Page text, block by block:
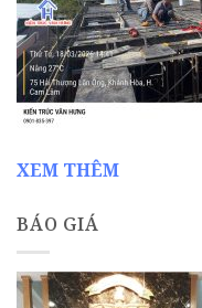
XEM THÊM
BÁO GIÁ